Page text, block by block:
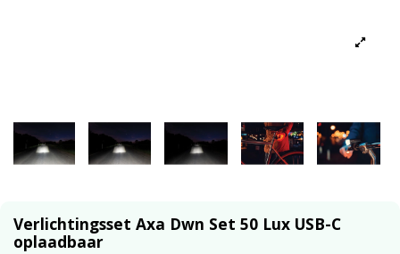
Verlichtingsset Axa Dwn Set 50 Lux USB-C
oplaadbaar